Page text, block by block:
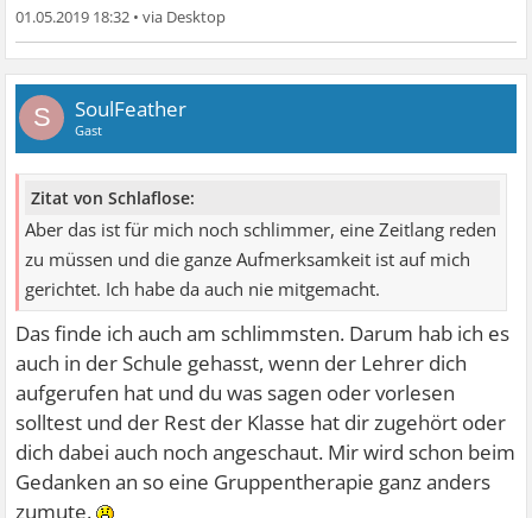
01.05.2019 18:32 •
S SoulFeather
Gast
Zitat von Schlaflose:
Aber das ist für mich noch schlimmer, eine Zeitlang reden
zu müssen und die ganze Aufmerksamkeit ist auf mich
gerichtet. Ich habe da auch nie mitgemacht.
Das finde ich auch am schlimmsten. Darum hab ich es
auch in der Schule gehasst, wenn der Lehrer dich
aufgerufen hat und du was sagen oder vorlesen
solltest und der Rest der Klasse hat dir zugehört oder
dich dabei auch noch angeschaut. Mir wird schon beim
Gedanken an so eine Gruppentherapie ganz anders
zumute.